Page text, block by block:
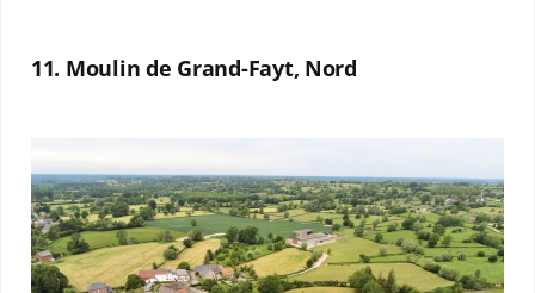
11. Moulin de Grand-Fayt, Nord